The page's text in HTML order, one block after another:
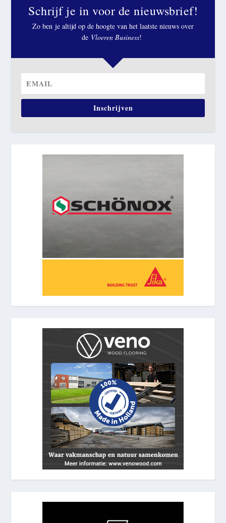
Schrijf je in voor de nieuwsbrief!
Zo ben je altijd op de hoogte van het laatste nieuws over
de Vloeren Business!
Inschrijven